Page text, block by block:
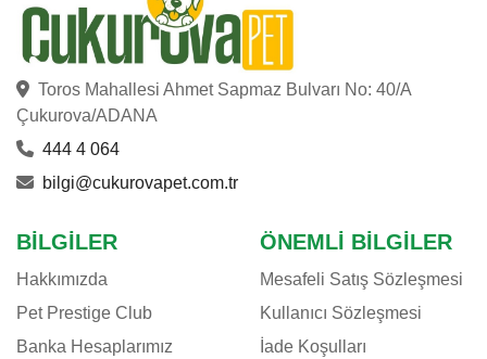
Toros Mahallesi Ahmet Sapmaz Bulvarı No: 40/A
Çukurova/ADANA
444 4 064
bilgi@cukurovapet.com.tr
BILGILER
Hakkımızda
Pet Prestige Club
Banka Hesaplarımız
ÖNEMLI BILGILER
Mesafeli Satış Sözleşmesi
Kullanıcı Sözleşmesi
İade Koşulları